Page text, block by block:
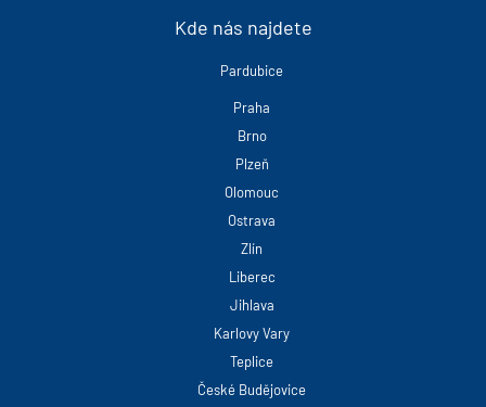
Kde nás najdete
Pardubice
Praha
Brno
Plzeň
Olomouc
Ostrava
Zlín
Liberec
Jihlava
Karlovy Vary
Teplice
České Budějovice